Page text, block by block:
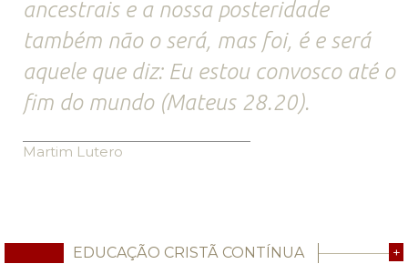
ancestrais e a nossa posteridade
também não o será, mas foi, é e será
aquele que diz: Eu estou convosco até o
fim do mundo (Mateus 28.20).
Martim Lutero
EDUCAÇÃO CRISTÃ CONTÍNUA +